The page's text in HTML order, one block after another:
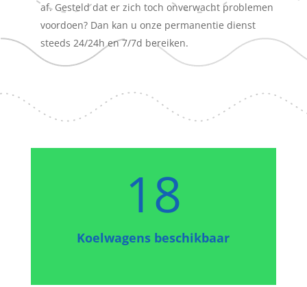
af. Gesteld dat er zich toch onverwacht problemen
voordoen? Dan kan u onze permanentie dienst
steeds 24/24h en 7/7d bereiken.
18
Koelwagens beschikbaar